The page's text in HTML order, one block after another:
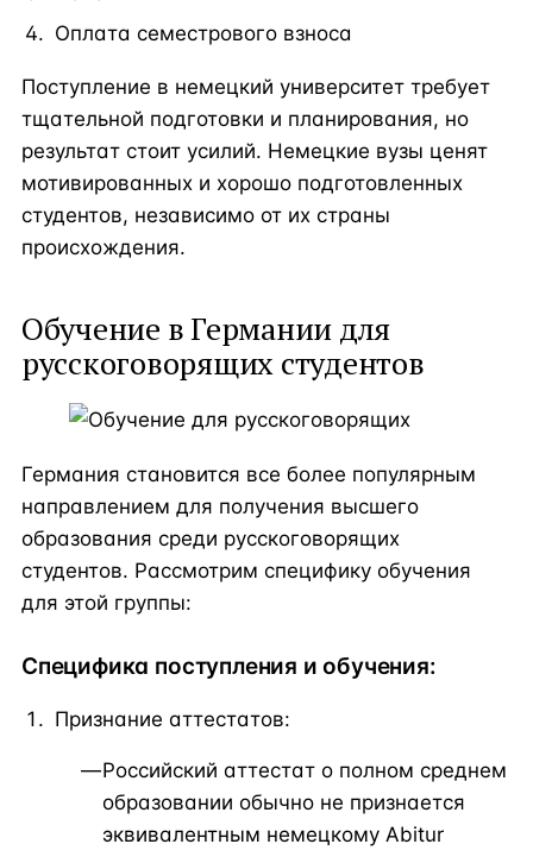
Оплата семестрового взноса
Поступление в немецкий университет требует
тщательной подготовки и планирования, но
результат стоит усилий. Немецкие вузы ценят
мотивированных и хорошо подготовленных
студентов, независимо от их страны
происхождения.
Обучение в Германии для
русскоговорящих студентов
Германия становится все более популярным
направлением для получения высшего
образования среди русскоговорящих
студентов. Рассмотрим специфику обучения
для этой группы:
Специфика поступления и обучения:
Признание аттестатов:
Российский аттестат о полном среднем
образовании обычно не признается
эквивалентным немецкому Abitur